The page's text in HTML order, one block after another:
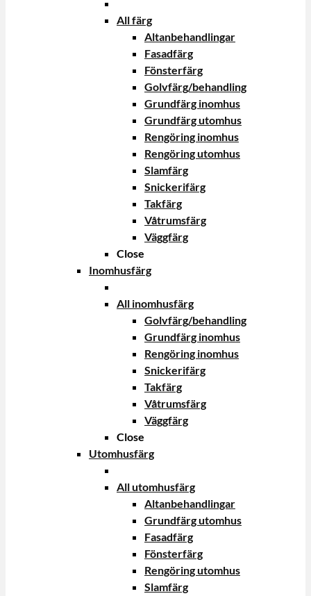
All färg
Altanbehandlingar
Fasadfärg
Fönsterfärg
Golvfärg/behandling
Grundfärg inomhus
Grundfärg utomhus
Rengöring inomhus
Rengöring utomhus
Slamfärg
Snickerifärg
Takfärg
Våtrumsfärg
Väggfärg
Close
Inomhusfärg
All inomhusfärg
Golvfärg/behandling
Grundfärg inomhus
Rengöring inomhus
Snickerifärg
Takfärg
Våtrumsfärg
Väggfärg
Close
Utomhusfärg
All utomhusfärg
Altanbehandlingar
Grundfärg utomhus
Fasadfärg
Fönsterfärg
Rengöring utomhus
Slamfärg